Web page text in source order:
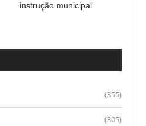
instrução municipal
(355)
(305)